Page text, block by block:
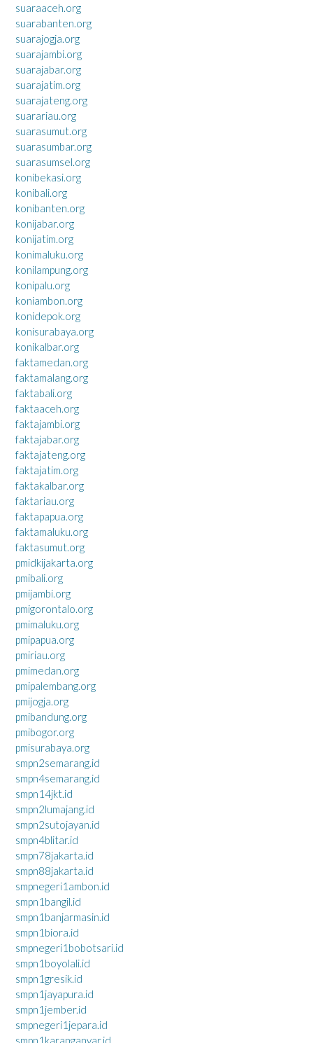
suaraaceh.org
suarabanten.org
suarajogja.org
suarajambi.org
suarajabar.org
suarajatim.org
suarajateng.org
suarariau.org
suarasumut.org
suarasumbar.org
suarasumsel.org
konibekasi.org
konibali.org
konibanten.org
konijabar.org
konijatim.org
konimaluku.org
konilampung.org
konipalu.org
koniambon.org
konidepok.org
konisurabaya.org
konikalbar.org
faktamedan.org
faktamalang.org
faktabali.org
faktaaceh.org
faktajambi.org
faktajabar.org
faktajateng.org
faktajatim.org
faktakalbar.org
faktariau.org
faktapapua.org
faktamaluku.org
faktasumut.org
pmidkijakarta.org
pmibali.org
pmijambi.org
pmigorontalo.org
pmimaluku.org
pmipapua.org
pmiriau.org
pmimedan.org
pmipalembang.org
pmijogja.org
pmibandung.org
pmibogor.org
pmisurabaya.org
smpn2semarang.id
smpn4semarang.id
smpn14jkt.id
smpn2lumajang.id
smpn2sutojayan.id
smpn4blitar.id
smpn78jakarta.id
smpn88jakarta.id
smpnegeri1ambon.id
smpn1bangil.id
smpn1banjarmasin.id
smpn1biora.id
smpnegeri1bobotsari.id
smpn1boyolali.id
smpn1gresik.id
smpn1jayapura.id
smpn1jember.id
smpnegeri1jepara.id
smpn1karanganyar.id